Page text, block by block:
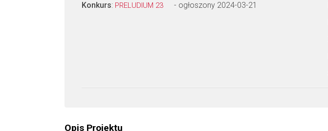
Konkurs: PRELUDIUM 23 - ogłoszony 2024-03-21
Opis Projektu